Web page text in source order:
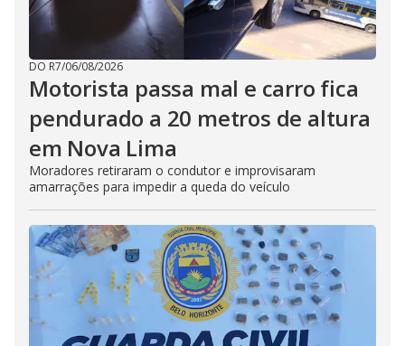
DO R7/06/08/2026
Motorista passa mal e carro fica
pendurado a 20 metros de altura
em Nova Lima
Moradores retiraram o condutor e improvisaram
amarrações para impedir a queda do veículo